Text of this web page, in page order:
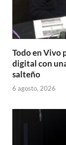
Todo en Vivo
digital con
salteño
6 agosto, 2026